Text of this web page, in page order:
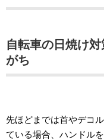
自転車の日焼け
がち
先ほどまでは首やデコ
ている場合、ハンドル